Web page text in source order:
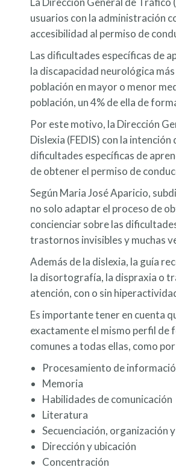
usuarios con la administración
accesibilidad al permiso de
Las dificultades específicas de
la discapacidad neurológica
población en mayor o menor
población, un 4% de ella de
Por este motivo, la Dirección
Dislexia (FEDIS) con la
dificultades específicas de
de obtener el permiso de
Según Maria José Aparicio,
no solo adaptar el proceso de
concienciar sobre las
trastornos invisibles y muchas
Además de la dislexia, la guía
la disortografía, la dispraxia o
atención, con o sin
Es importante tener en cuenta
exactamente el mismo perfil de
comunes a todas ellas, como
Procesamiento de
Memoria
Habilidades de comunicación
Literatura
Secuenciación, organización
Dirección y ubicación
Concentración